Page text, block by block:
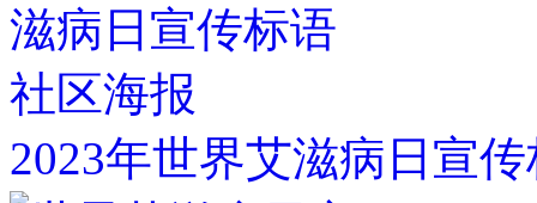
2023年世界艾滋病日宣